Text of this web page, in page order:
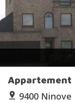
Appartement
9400 Ninove